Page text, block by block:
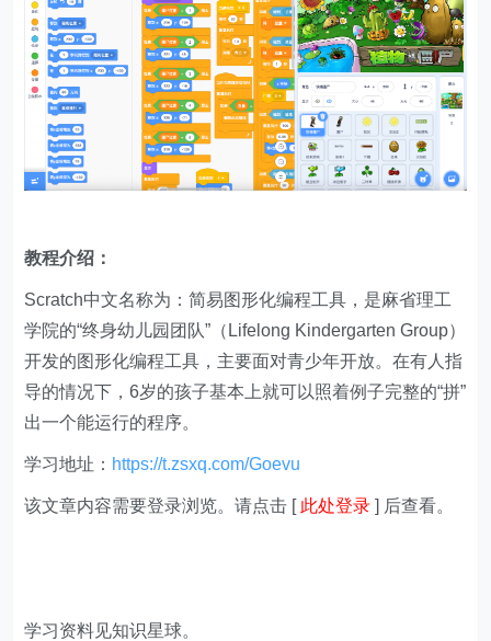
教程介绍：
Scratch中文名称为：简易图形化编程工具，是麻省理工
学院的“终身幼儿园团队”（Lifelong Kindergarten Group）
开发的图形化编程工具，主要面对青少年开放。在有人指
导的情况下，6岁的孩子基本上就可以照着例子完整的“拼”
出一个能运行的程序。
学习地址： https://t.zsxq.com/Goevu
该文章内容需要登录浏览。请点击 [ 此处登录 ] 后查看。
学习资料见知识星球。